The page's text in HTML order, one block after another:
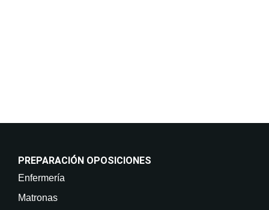
PREPARACIÓN OPOSICIONES
Enfermería
Matronas